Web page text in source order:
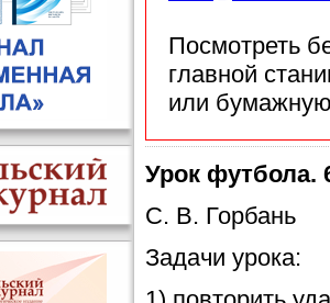
Посмотреть
главной
или
Урок футбола.
С. В. Горбань
Задачи урока: